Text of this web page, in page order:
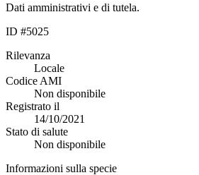
Dati amministrativi e di tutela.
ID #5025
Rilevanza
Locale
Codice AMI
Non disponibile
Registrato il
14/10/2021
Stato di salute
Non disponibile
Informazioni sulla specie